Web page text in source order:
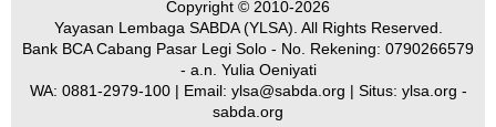
Copyright © 2010-2026
Yayasan Lembaga SABDA (YLSA). All Rights Reserved.
Bank BCA Cabang Pasar Legi Solo - No. Rekening: 0790266579
- a.n. Yulia Oeniyati
WA: 0881-2979-100| Email: ylsa@sabda.org | Situs: ylsa.org -
sabda.org